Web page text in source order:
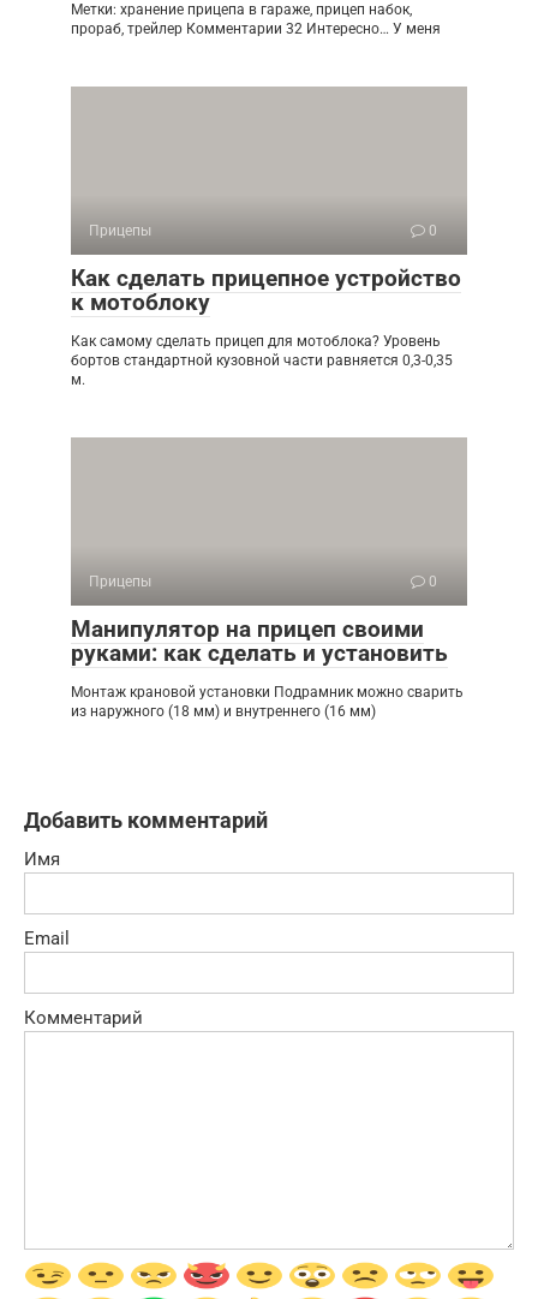
Метки: хранение прицепа в гараже, прицеп набок,
прораб, трейлер Комментарии 32 Интересно… У меня
Прицепы 0
Как сделать прицепное устройство
к мотоблоку
Как самому сделать прицеп для мотоблока? Уровень
бортов стандартной кузовной части равняется 0,3-0,35
м.
Прицепы 0
Манипулятор на прицеп своими
руками: как сделать и установить
Монтаж крановой установки Подрамник можно сварить
из наружного (18 мм) и внутреннего (16 мм)
Добавить комментарий
Имя
Email
Комментарий